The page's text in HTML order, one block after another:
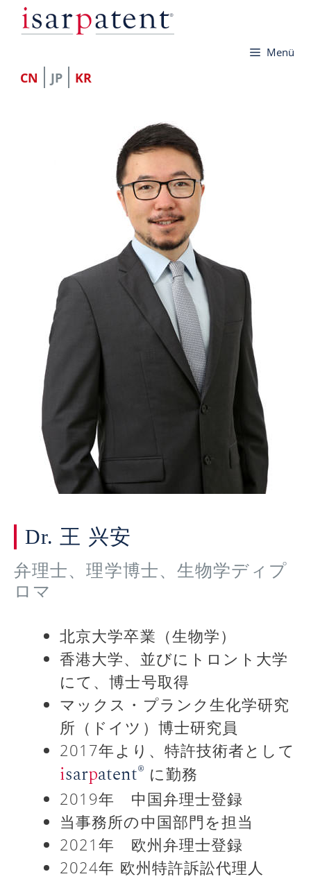
Menü
CN JP KR
Dr. 王 兴安
弁理士、理学博士、生物学ディプ
ロマ
北京大学卒業（生物学）
香港大学、並びにトロント大学
にて、博士号取得
マックス・プランク生化学研究
所（ドイツ）博士研究員
2017年より、特許技術者として
isarpatent® に勤務
2019年 中国弁理士登録
当事務所の中国部門を担当
2021年 欧州弁理士登録
2024年 欧州特許訴訟代理人